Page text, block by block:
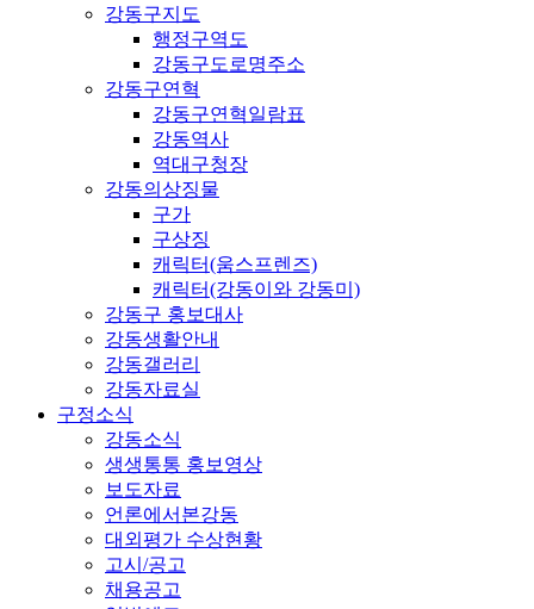
강동구지도
행정구역도
강동구도로명주소
강동구연혁
강동구연혁일람표
강동역사
역대구청장
강동의상징물
구가
구상징
캐릭터(움스프렌즈)
캐릭터(강동이와 강동미)
강동구 홍보대사
강동생활안내
강동갤러리
강동자료실
구정소식
강동소식
생생통통 홍보영상
보도자료
언론에서본강동
대외평가 수상현황
고시/공고
채용공고